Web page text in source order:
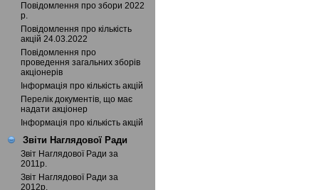
Повідомлення про збори 2022
р.
Повідомлення про кількість
акцій 24.03.2022
Повідомлення про
проведення загальних зборів
акціонерів
Інформація про кількість акцій
Перелік документів, що має
надати акціонер
Інформація про кількість акцій
Звіти Наглядової Ради
Звіт Наглядової Ради за
2011р.
Звіт Наглядової Ради за
2012р.